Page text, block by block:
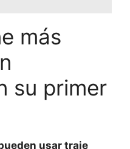
más
su primer
usar traje